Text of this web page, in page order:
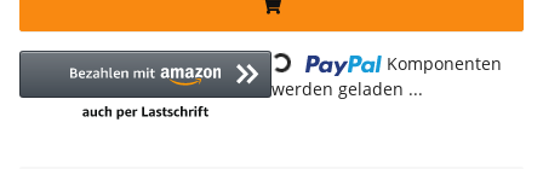
Loading...
Komponenten
werden geladen ...